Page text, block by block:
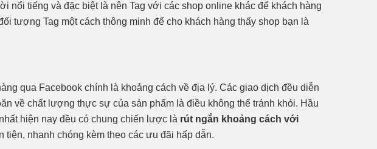
nổi tiếng và đặc biệt là nên Tag với các shop online khác để khách hàng
tượng Tag một cách thông minh để cho khách hàng thấy shop bạn là
qua Facebook chính là khoảng cách về địa lý. Các giao dịch đều diễn
về chất lượng thực sự của sản phẩm là điều không thể tránh khỏi. Hầu
hiện nay đều có chung chiến lược là rút ngắn khoảng cách với
tiện, nhanh chóng kèm theo các ưu đãi hấp dẫn.